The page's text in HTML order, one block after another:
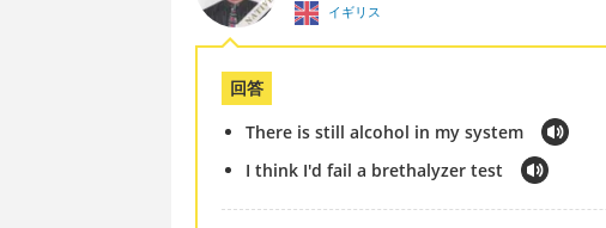
イギリス
回答
There is still alcohol in my system
I think I'd fail a brethalyzer test